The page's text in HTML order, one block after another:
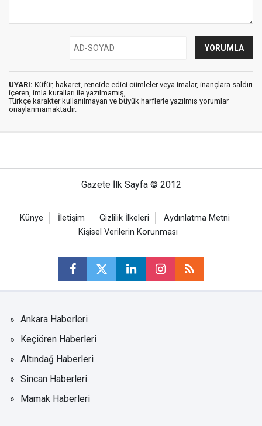
UYARI: Küfür, hakaret, rencide edici cümleler veya imalar, inançlara saldırı
içeren, imla kuralları ile yazılmamış,
Türkçe karakter kullanılmayan ve büyük harflerle yazılmış yorumlar
onaylanmamaktadır.
Gazete İlk Sayfa © 2012
Künye İletişim Gizlilik İlkeleri
Aydınlatma Metni
Kişisel Verilerin Korunması
Ankara Haberleri
Keçiören Haberleri
Altındağ Haberleri
Sincan Haberleri
Mamak Haberleri